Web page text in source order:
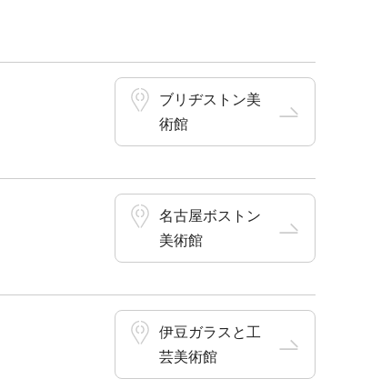
ブリヂストン美
術館
名古屋ボストン
美術館
伊豆ガラスと工
芸美術館